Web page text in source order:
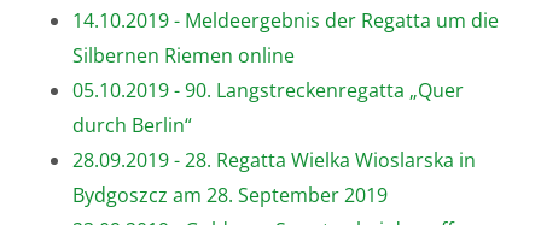
14.10.2019 - Meldeergebnis der Regatta um die
Silbernen Riemen online
05.10.2019 - 90. Langstreckenregatta „Quer
durch Berlin“
28.09.2019 - 28. Regatta Wielka Wioslarska in
Bydgoszcz am 28. September 2019